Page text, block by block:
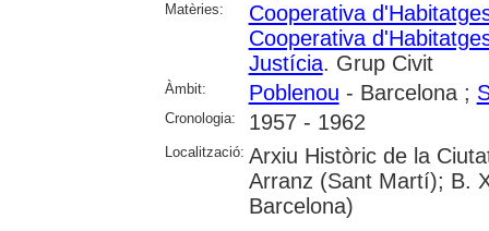
Matèries:
Cooperativa
Cooperativa
Justícia. Grup Civit
Àmbit: Poblenou - Barcelona ;
Cronologia: 1957 - 1962
Localització: Arxiu Històric de la
Arranz (Sant Martí); B.
Barcelona)